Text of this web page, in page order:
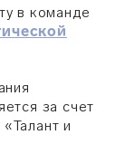
в команде
за счет
и